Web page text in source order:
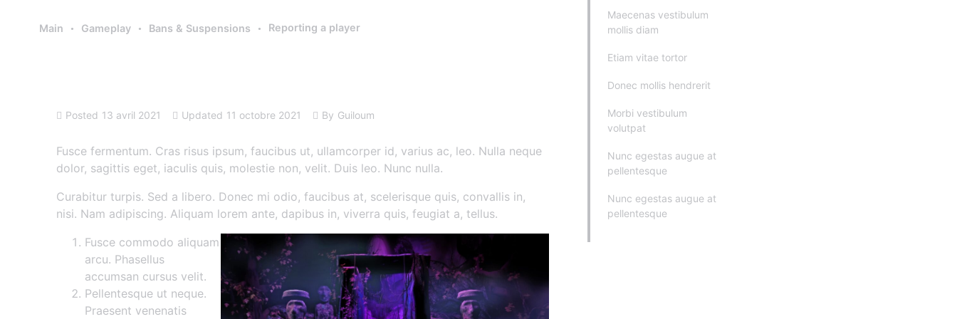
Main Gameplay Bans & Suspensions Reporting a player
Posted 13 avril 2021 Updated 11 octobre 2021 By Guiloum
Fusce fermentum. Cras risus ipsum, faucibus ut, ullamcorper id, varius ac, leo. Nulla neque
dolor, sagittis eget, iaculis quis, molestie non, velit. Duis leo. Nunc nulla.
Curabitur turpis. Sed a libero. Donec mi odio, faucibus at, scelerisque quis, convallis in,
nisi. Nam adipiscing. Aliquam lorem ante, dapibus in, viverra quis, feugiat a, tellus.
Fusce commodo aliquam
arcu. Phasellus
accumsan cursus velit.
Pellentesque ut neque.
Praesent venenatis
Maecenas vestibulum
mollis diam
Etiam vitae tortor
Donec mollis hendrerit
Morbi vestibulum
volutpat
Nunc egestas augue at
pellentesque
Nunc egestas augue at
pellentesque